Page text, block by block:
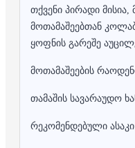
თქვენი პირადი
მოთამაშეებთან
ყოფნის გარეშე
მოთამაშეების
თამაშის სავარაუდო
რეკომენდებული